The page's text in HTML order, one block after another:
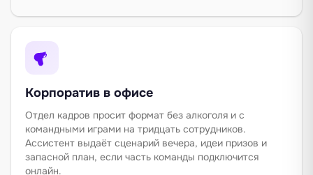
Корпоратив в офисе
Отдел кадров просит формат без алкоголя и с
командными играми на тридцать сотрудников.
Ассистент выдаёт сценарий вечера, идеи призов и
запасной план, если часть команды подключится
онлайн.